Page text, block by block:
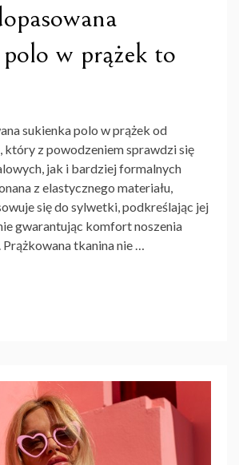
w prążek to
sukienka polo w prążek od
z powodzeniem sprawdzi się
jak i bardziej formalnych
z elastycznego materiału,
się do sylwetki, podkreślając jej
gwarantując komfort noszenia
tkanina nie …